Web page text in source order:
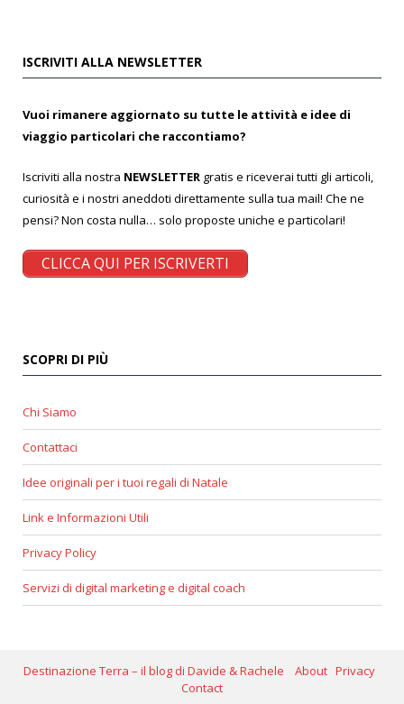
ISCRIVITI ALLA NEWSLETTER
Vuoi rimanere aggiornato su tutte le attività e idee di
viaggio particolari che raccontiamo?
Iscriviti alla nostra NEWSLETTER gratis e riceverai tutti gli articoli,
curiosità e i nostri aneddoti direttamente sulla tua mail! Che ne
pensi? Non costa nulla… solo proposte uniche e particolari!
CLICCA QUI PER ISCRIVERTI
SCOPRI DI PIÙ
Chi Siamo
Contattaci
Idee originali per i tuoi regali di Natale
Link e Informazioni Utili
Privacy Policy
Servizi di digital marketing e digital coach
Destinazione Terra – il blog di Davide & Rachele About Privacy
Contact